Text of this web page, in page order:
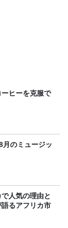
ヒーを克服で
月のミュージッ
人気の理由と
るアフリカ市